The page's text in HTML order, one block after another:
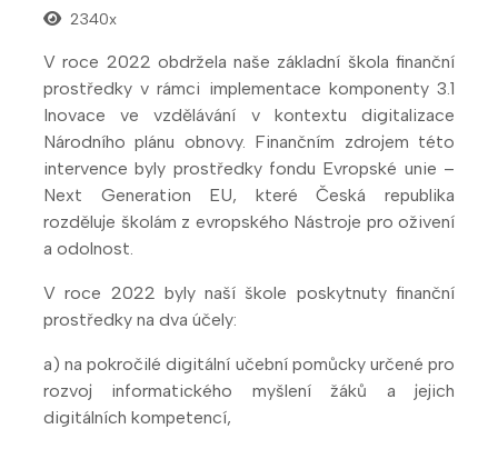
2340x
V roce 2022 obdržela naše základní škola finanční
prostředky v rámci implementace komponenty 3.1
Inovace ve vzdělávání v kontextu digitalizace
Národního plánu obnovy. Finančním zdrojem této
intervence byly prostředky fondu Evropské unie –
Next Generation EU, které Česká republika
rozděluje školám z evropského Nástroje pro oživení
a odolnost.
V roce 2022 byly naší škole poskytnuty finanční
prostředky na dva účely:
a) na pokročilé digitální učební pomůcky určené pro
rozvoj informatického myšlení žáků a jejich
digitálních kompetencí,